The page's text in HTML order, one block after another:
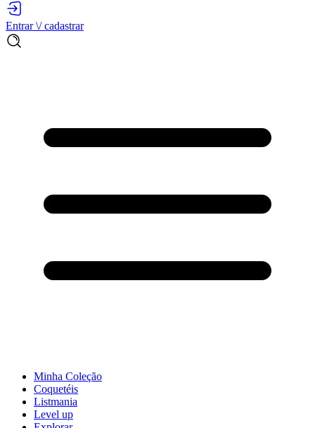
Entrar \/ cadastrar
Minha Coleção
Coquetéis
Listmania
Level up